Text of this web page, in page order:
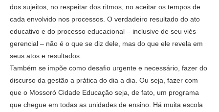
dos sujeitos, no respeitar dos ritmos, no aceitar os tempos de
cada envolvido nos processos. O verdadeiro resultado do ato
educativo e do processo educacional – inclusive de seu viés
gerencial – não é o que se diz dele, mas do que ele revela em
seus atos e resultados.
Também se impõe como desafio urgente e necessário, fazer do
discurso da gestão a prática do dia a dia. Ou seja, fazer com
que o Mossoró Cidade Educação seja, de fato, um programa
que chegue em todas as unidades de ensino. Há muita escola